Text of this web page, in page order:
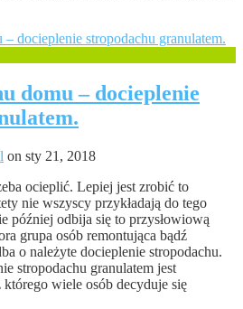
domu – docieplenie
on sty 21, 2018
ocieplić. Lepiej jest zrobić to
nie wszyscy przykładają do tego
później odbija się to przysłowiową
grupa osób remontująca bądź
o należyte docieplenie stropodachu.
stropodachu granulatem jest
wiele osób decyduje się